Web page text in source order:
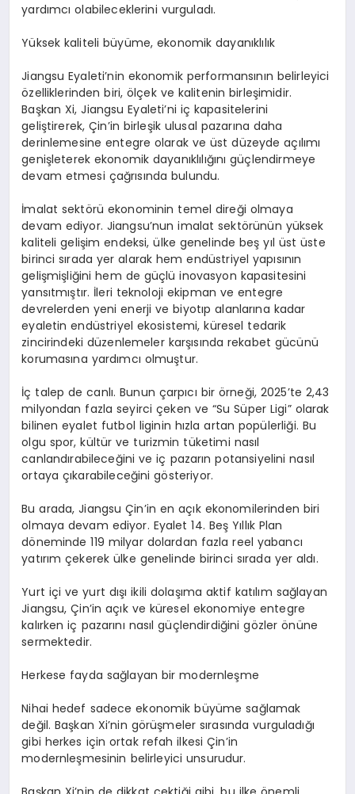
yardımcı olabileceklerini vurguladı.
Yüksek kaliteli büyüme, ekonomik dayanıklılık
Jiangsu Eyaleti’nin ekonomik performansının belirleyici
özelliklerinden biri, ölçek ve kalitenin birleşimidir.
Başkan Xi, Jiangsu Eyaleti’ni iç kapasitelerini
geliştirerek, Çin’in birleşik ulusal pazarına daha
derinlemesine entegre olarak ve üst düzeyde açılımı
genişleterek ekonomik dayanıklılığını güçlendirmeye
devam etmesi çağrısında bulundu.
İmalat sektörü ekonominin temel direği olmaya
devam ediyor. Jiangsu’nun imalat sektörünün yüksek
kaliteli gelişim endeksi, ülke genelinde beş yıl üst üste
birinci sırada yer alarak hem endüstriyel yapısının
gelişmişliğini hem de güçlü inovasyon kapasitesini
yansıtmıştır. İleri teknoloji ekipman ve entegre
devrelerden yeni enerji ve biyotıp alanlarına kadar
eyaletin endüstriyel ekosistemi, küresel tedarik
zincirindeki düzenlemeler karşısında rekabet gücünü
korumasına yardımcı olmuştur.
İç talep de canlı. Bunun çarpıcı bir örneği, 2025’te 2,43
milyondan fazla seyirci çeken ve “Su Süper Ligi” olarak
bilinen eyalet futbol liginin hızla artan popülerliği. Bu
olgu spor, kültür ve turizmin tüketimi nasıl
canlandırabileceğini ve iç pazarın potansiyelini nasıl
ortaya çıkarabileceğini gösteriyor.
Bu arada, Jiangsu Çin’in en açık ekonomilerinden biri
olmaya devam ediyor. Eyalet 14. Beş Yıllık Plan
döneminde 119 milyar dolardan fazla reel yabancı
yatırım çekerek ülke genelinde birinci sırada yer aldı.
Yurt içi ve yurt dışı ikili dolaşıma aktif katılım sağlayan
Jiangsu, Çin’in açık ve küresel ekonomiye entegre
kalırken iç pazarını nasıl güçlendirdiğini gözler önüne
sermektedir.
Herkese fayda sağlayan bir modernleşme
Nihai hedef sadece ekonomik büyüme sağlamak
değil. Başkan Xi’nin görüşmeler sırasında vurguladığı
gibi herkes için ortak refah ilkesi Çin’in
modernleşmesinin belirleyici unsurudur.